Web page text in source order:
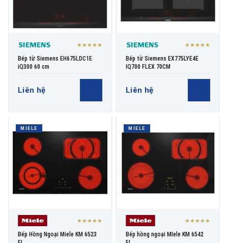
★★★★★
Bếp từ Siemens EH675LDC1E
iQ300 60 cm
Liên hệ
★★★★★
Bếp từ Siemens EX775LYE4E
IQ700 FLEX 70CM
Liên hệ
MIELE
★★★★★
Bếp Hồng Ngoại Miele KM 6523
MIELE
★★★★★
Bếp hồng ngoại MIele KM 6542